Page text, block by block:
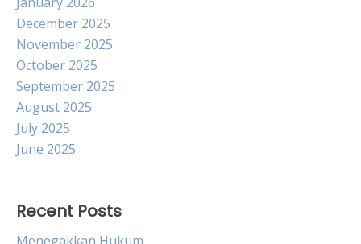
December 2025
November 2025
October 2025
September 2025
August 2025
July 2025
June 2025
Recent Posts